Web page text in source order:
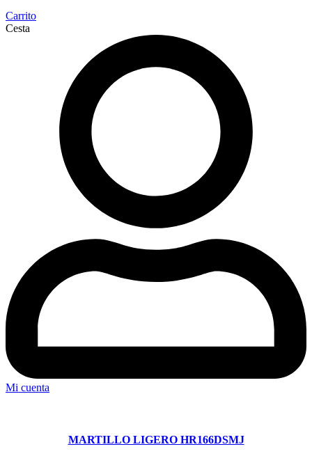
Carrito
Cesta
Mi cuenta
MARTILLO LIGERO HR166DSMJ